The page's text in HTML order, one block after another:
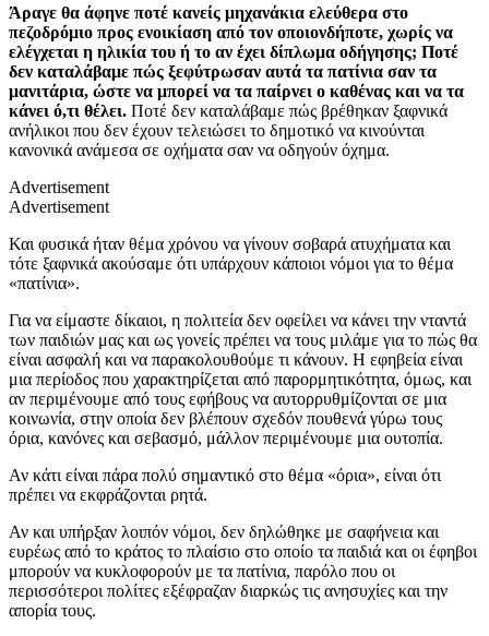
Άραγε θα άφηνε ποτέ κανείς μηχανάκια ελεύθερα στο
πεζοδρόμιο προς ενοικίαση από τον οποιονδήποτε, χωρίς να
ελέγχεται η ηλικία του ή το αν έχει δίπλωμα οδήγησης; Ποτέ
δεν καταλάβαμε πώς ξεφύτρωσαν αυτά τα πατίνια σαν τα
μανιτάρια, ώστε να μπορεί να τα παίρνει ο καθένας και να τα
κάνει ό,τι θέλει. Ποτέ δεν καταλάβαμε πώς βρέθηκαν ξαφνικά
ανήλικοι που δεν έχουν τελειώσει το δημοτικό να κινούνται
κανονικά ανάμεσα σε οχήματα σαν να οδηγούν όχημα.
Advertisement
Advertisement
Και φυσικά ήταν θέμα χρόνου να γίνουν σοβαρά ατυχήματα και
τότε ξαφνικά ακούσαμε ότι υπάρχουν κάποιοι νόμοι για το θέμα
«πατίνια».
Για να είμαστε δίκαιοι, η πολιτεία δεν οφείλει να κάνει την νταντά
των παιδιών μας και ως γονείς πρέπει να τους μιλάμε για το πώς θα
είναι ασφαλή και να παρακολουθούμε τι κάνουν. Η εφηβεία είναι
μια περίοδος που χαρακτηρίζεται από παρορμητικότητα, όμως, και
αν περιμένουμε από τους εφήβους να αυτορρυθμίζονται σε μια
κοινωνία, στην οποία δεν βλέπουν σχεδόν πουθενά γύρω τους
όρια, κανόνες και σεβασμό, μάλλον περιμένουμε μια ουτοπία.
Αν κάτι είναι πάρα πολύ σημαντικό στο θέμα «όρια», είναι ότι
πρέπει να εκφράζονται ρητά.
Αν και υπήρξαν λοιπόν νόμοι, δεν δηλώθηκε με σαφήνεια και
ευρέως από το κράτος το πλαίσιο στο οποίο τα παιδιά και οι έφηβοι
μπορούν να κυκλοφορούν με τα πατίνια, παρόλο που οι
περισσότεροι πολίτες εξέφραζαν διαρκώς τις ανησυχίες και την
απορία τους.